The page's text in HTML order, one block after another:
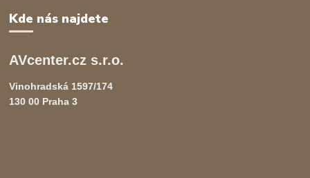
Kde nás najdete
AVcenter.cz s.r.o.
Vinohradská 1597/174
130 00 Praha 3